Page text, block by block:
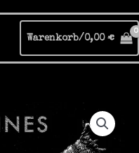
Warenkorb/0,00 €